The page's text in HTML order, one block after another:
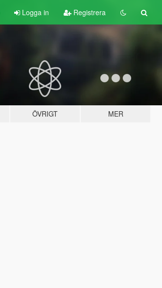
Logga in Registrera
ÖVRIGT MER